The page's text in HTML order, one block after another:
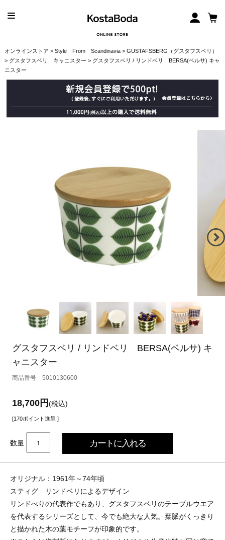
オンラインストア > Style From Scandinavia> GUSTAFSBERG（グスタフスベリ）
> グスタフスベリ キャニスター > グスタフスベリ / リンドベリ BERSA(ベルサ) キャ
ニスター
グスタフスベリ / リンドベリ BERSA(ベルサ) キ
ャニスター
5010130600
18,700円(税込)
[170ポイント進呈 ]
数量
オリジナル：1961年～74年頃
スティグ リンドベリによるデザイン
リンドべりの代表作でもあり、グスタフスベリのテーブルウエア
を代表するシリーズとして、今でも絶大な人気。葉脈がくっきり
と描かれた木の葉モチーフが印象的です。